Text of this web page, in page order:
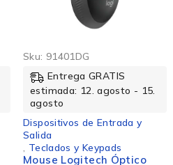
Sku: 91401DG
Entrega GRATIS
estimada: 12. agosto - 15.
agosto
Dispositivos de Entrada y
Salida
Teclados y Keypads
Mouse Logitech Óptico